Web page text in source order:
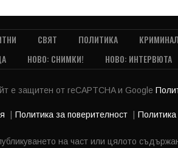
СВЯТ ПОЛИТИКА
НОВО: СНИМКИ! НОВО: ИНТЕРВЮТА
е защитен от reCAPTCHA и Google
Политика за поверителност Политика
на част или цялото